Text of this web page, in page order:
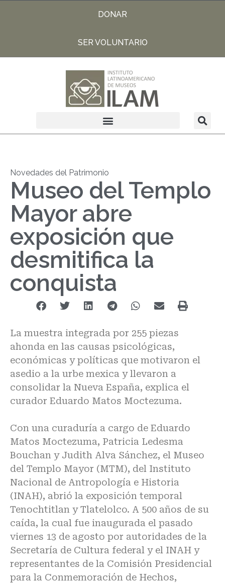
DONAR
SER VOLUNTARIO
Novedades del Patrimonio
Museo del Templo
Mayor abre
exposición que
desmitifica la
conquista
La muestra integrada por 255 piezas
ahonda en las causas psicológicas,
económicas y políticas que motivaron el
asedio a la urbe mexica y llevaron a
consolidar la Nueva España, explica el
curador Eduardo Matos Moctezuma.
Con una curaduría a cargo de Eduardo
Matos Moctezuma, Patricia Ledesma
Bouchan y Judith Alva Sánchez, el Museo
del Templo Mayor (MTM), del Instituto
Nacional de Antropología e Historia
(INAH), abrió la exposición temporal
Tenochtitlan y Tlatelolco. A 500 años de su
caída, la cual fue inaugurada el pasado
viernes 13 de agosto por autoridades de la
Secretaría de Cultura federal y el INAH y
representantes de la Comisión Presidencial
para la Conmemoración de Hechos,